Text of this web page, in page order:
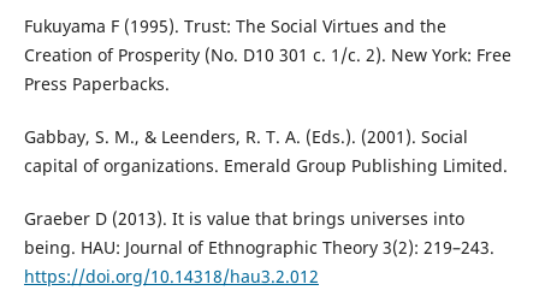
Fukuyama F (1995). Trust: The Social Virtues and the
Creation of Prosperity (No. D10 301 c. 1/c. 2). New York: Free
Press Paperbacks.
Gabbay, S. M., & Leenders, R. T. A. (Eds.). (2001). Social
capital of organizations. Emerald Group Publishing Limited.
Graeber D (2013). It is value that brings universes into
being. HAU: Journal of Ethnographic Theory 3(2): 219–243.
https://doi.org/10.14318/hau3.2.012